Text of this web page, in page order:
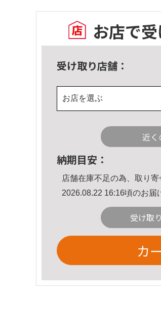
お店で
受け取り店舗：
お店を選ぶ
近く
納期目安：
店舗在庫不足の為、取り寄
2026.08.22 16:16頃のお届
受け取
カ